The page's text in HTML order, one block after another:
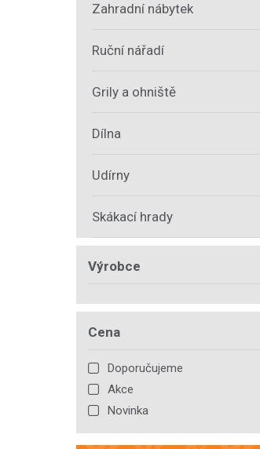
Zahradní nábytek
Ruční nářadí
Grily a ohniště
Dílna
Udírny
Skákací hrady
Výrobce
Cena
Doporučujeme
Akce
Novinka